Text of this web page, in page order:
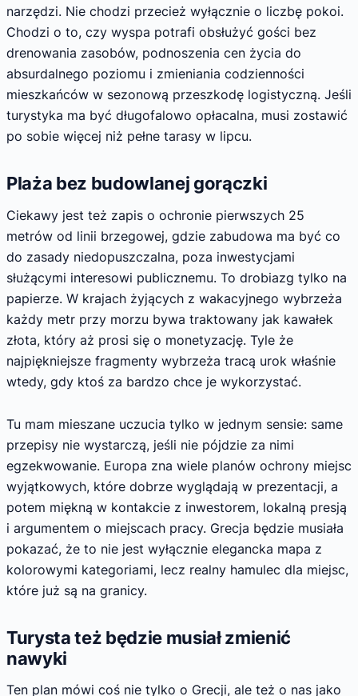
narzędzi. Nie chodzi przecież wyłącznie o liczbę pokoi.
Chodzi o to, czy wyspa potrafi obsłużyć gości bez
drenowania zasobów, podnoszenia cen życia do
absurdalnego poziomu i zmieniania codzienności
mieszkańców w sezonową przeszkodę logistyczną. Jeśli
turystyka ma być długofalowo opłacalna, musi zostawić
po sobie więcej niż pełne tarasy w lipcu.
Plaża bez budowlanej gorączki
Ciekawy jest też zapis o ochronie pierwszych 25
metrów od linii brzegowej, gdzie zabudowa ma być co
do zasady niedopuszczalna, poza inwestycjami
służącymi interesowi publicznemu. To drobiazg tylko na
papierze. W krajach żyjących z wakacyjnego wybrzeża
każdy metr przy morzu bywa traktowany jak kawałek
złota, który aż prosi się o monetyzację. Tyle że
najpiękniejsze fragmenty wybrzeża tracą urok właśnie
wtedy, gdy ktoś za bardzo chce je wykorzystać.
Tu mam mieszane uczucia tylko w jednym sensie: same
przepisy nie wystarczą, jeśli nie pójdzie za nimi
egzekwowanie. Europa zna wiele planów ochrony miejsc
wyjątkowych, które dobrze wyglądają w prezentacji, a
potem miękną w kontakcie z inwestorem, lokalną presją
i argumentem o miejscach pracy. Grecja będzie musiała
pokazać, że to nie jest wyłącznie elegancka mapa z
kolorowymi kategoriami, lecz realny hamulec dla miejsc,
które już są na granicy.
Turysta też będzie musiał zmienić
nawyki
Ten plan mówi coś nie tylko o Grecji, ale też o nas jako